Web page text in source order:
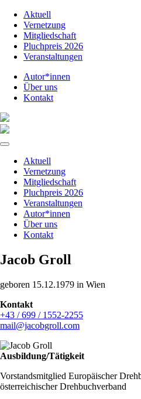
Aktuell
Vernetzung
Mitgliedschaft
Pluchpreis 2026
Veranstaltungen
Autor*innen
Über uns
Kontakt
Aktuell
Vernetzung
Mitgliedschaft
Pluchpreis 2026
Veranstaltungen
Autor*innen
Über uns
Kontakt
Jacob Groll
geboren 15.12.1979 in Wien
Kontakt
+43 / 699 / 1552-2255
mail@jacobgroll.com
Ausbildung/Tätigkeit
Vorstandsmitglied Europäischer
österreichischer Drehbuchverband